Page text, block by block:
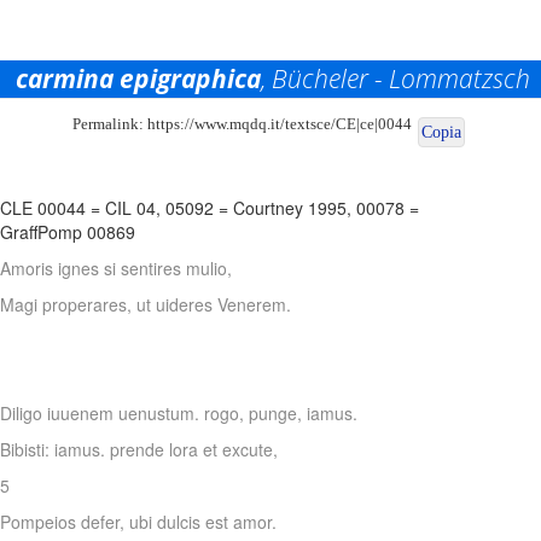
carmina epigraphica, Bücheler - Lommatzsch
Permalink: https://www.mqdq.it/textsce/CE|ce|0044 Copia
CLE 00044 = CIL 04, 05092 = Courtney 1995, 00078 =
GraffPomp 00869
Amoris ignes si sentires mulio,
Magi properares, ut uideres Venerem.
Diligo iuuenem uenustum. rogo, punge, iamus.
Bibisti: iamus. prende lora et excute,
5
Pompeios defer, ubi dulcis est amor.